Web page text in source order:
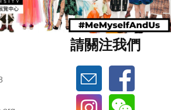
請關注我們